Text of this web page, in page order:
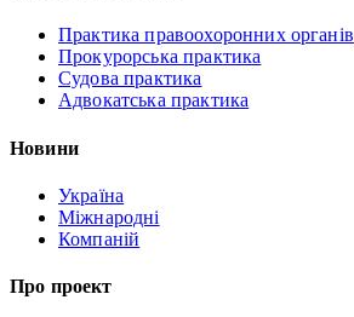
Практика правоохоронних органів
Прокурорська практика
Судова практика
Адвокатська практика
Новини
Україна
Міжнародні
Компаній
Про проект